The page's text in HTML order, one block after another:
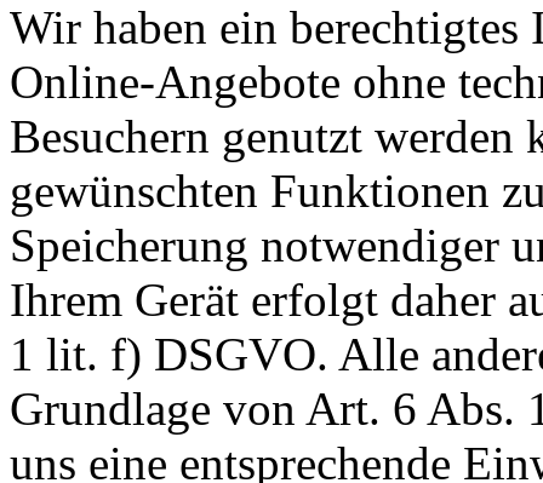
Wir haben ein berechtigtes
Online-Angebote ohne
Besuchern genutzt werden
gewünschten Funktionen
Speicherung notwendiger
Ihrem Gerät erfolgt daher
1 lit. f) DSGVO. Alle
Grundlage von Art. 6 Abs.
uns eine entsprechende